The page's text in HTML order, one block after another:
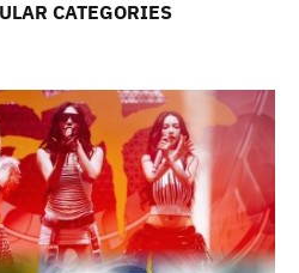
CATEGORIES